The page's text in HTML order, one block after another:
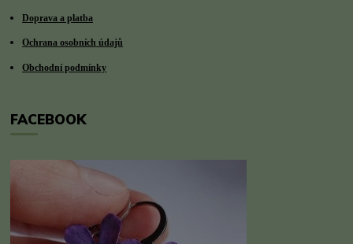
Doprava a platba
Ochrana osobních údajů
Obchodní podmínky
FACEBOOK